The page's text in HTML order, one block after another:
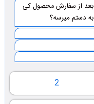
2
بعد از سفارش محصول کی
به دستم میرسه؟